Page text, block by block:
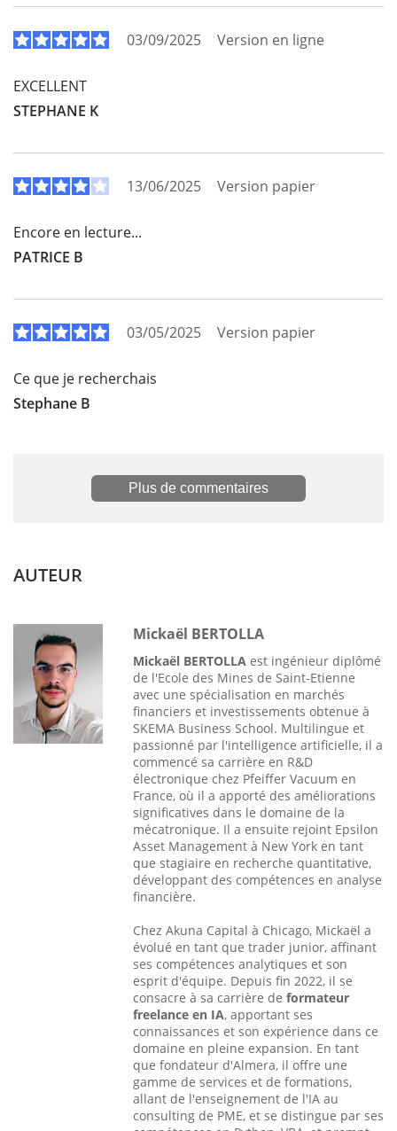
03/09/2025 Version en ligne
EXCELLENT
STEPHANE K
13/06/2025 Version papier
Encore en lecture...
PATRICE B
03/05/2025 Version papier
Ce que je recherchais
Stephane B
Plus de commentaires
AUTEUR
Mickaël BERTOLLA
Mickaël BERTOLLA est ingénieur diplômé
de l'Ecole des Mines de Saint-Etienne
avec une spécialisation en marchés
financiers et investissements obtenue à
SKEMA Business School. Multilingue et
passionné par l'intelligence artificielle, il a
commencé sa carrière en R&D
électronique chez Pfeiffer Vacuum en
France, où il a apporté des améliorations
significatives dans le domaine de la
mécatronique. Il a ensuite rejoint Epsilon
Asset Management à New York en tant
que stagiaire en recherche quantitative,
développant des compétences en analyse
financière.
Chez Akuna Capital à Chicago, Mickaël a
évolué en tant que trader junior, affinant
ses compétences analytiques et son
esprit d'équipe. Depuis fin 2022, il se
consacre à sa carrière de formateur
freelance en IA, apportant ses
connaissances et son expérience dans ce
domaine en pleine expansion. En tant
que fondateur d'Almera, il offre une
gamme de services et de formations,
allant de l'enseignement de l'IA au
consulting de PME, et se distingue par ses